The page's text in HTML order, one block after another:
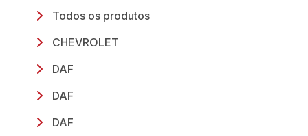
Todos os produtos
CHEVROLET
DAF
DAF
DAF